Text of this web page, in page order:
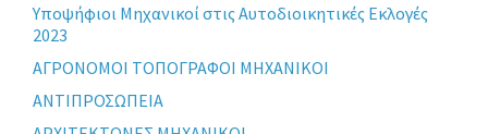
Yποψήφιοι Μηχανικοί στις Αυτοδιοικητικές Εκλογές
2023
ΑΓΡΟΝΟΜΟΙ ΤΟΠΟΓΡΑΦΟΙ ΜΗΧΑΝΙΚΟΙ
ΑΝΤΙΠΡΟΣΩΠΕΙΑ